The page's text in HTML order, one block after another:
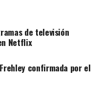
de televisión
Netflix
confirmada por el